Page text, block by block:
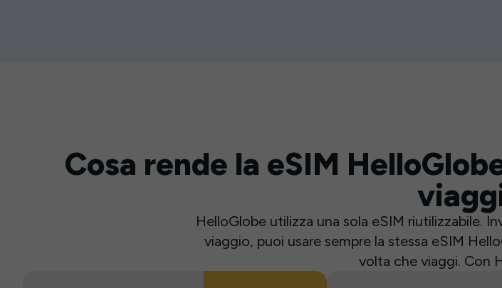
Cosa rende la eSIM
HelloGlobe utilizza una sola eSIM riutilizzabile.
viaggio, puoi usare sempre la stessa eSIM
volta che viaggi. Con